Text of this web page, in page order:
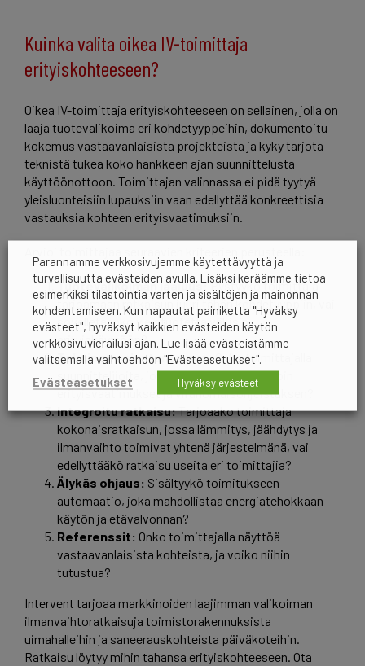
Kuinka valita oikea IV-toimittaja
erityiskohteeseen?
Oikea IV-toimittaja erityiskohteeseen on sellainen, jolla on
laaja tuotevalikoima eri kohdetyyppeihin, dokumentoitu
kokemus vastaavanlaisista projekteista ja kyky tarjota
teknistä tukea koko hankkeen ajan suunnittelusta
käyttöönottoon. Toimittajan valinnassa ei pidä tyytyä
yleisluonteisiin lupauksiin vaan edellyttää konkreettisia
vastauksia kohteen erityisvaatimuksiin.
Tuotevalikoiman laajuus:Pystyykö toimittaja
tarjoamaan ratkaisun juuri tähän kohdetyyppiin, vai
sovelletaanko yleistuotetta väkisin
erityiskäyttöön?
Tekninen asiantuntemus:Onko toimittajalla
suunnittelijoita, jotka tuntevat kohdetyypin
erityisvaatimukset ja viranomaisohjeistuksen?
Integroitu ratkaisu:Tarjoaako toimittaja
kokonaisratkaisun, jossa lämmitys, jäähdytys ja
ilmanvaihto toimivat yhtenä järjestelmänä, vai
edellyttääkö ratkaisu useita eri toimittajia?
Älykäs ohjaus: Sisältyykö toimitukseen
automaatio, joka mahdollistaa energiatehokkaan
käytön ja etävalvonnan?
Referenssit: Onko toimittajalla näyttöä
vastaavanlaisista kohteista, ja voiko niihin
tutustua?
Intervent tarjoaa markkinoiden laajimman valikoiman
ilmanvaihtoratkaisuja toimistorakennuksista
uimahalleihin ja saneerauskohteista päiväkoteihin.
Ratkaisu löytyy mihin tahansa erityiskohteeseen. Ota
Parannamme verkkosivujemme käytettävyyttä ja
turvallisuutta evästeiden avulla. Lisäksi keräämme tietoa
esimerkiksi tilastointia varten ja sisältöjen ja mainonnan
kohdentamiseen. Kun napautat painiketta "Hyväksy
evästeet", hyväksyt kaikkien evästeiden käytön
verkkosivuvierailusi ajan. Lue lisää evästeistämme
valitsemalla vaihtoehdon "Evästeasetukset".
Evästeasetukset
Hyväksy evästeet